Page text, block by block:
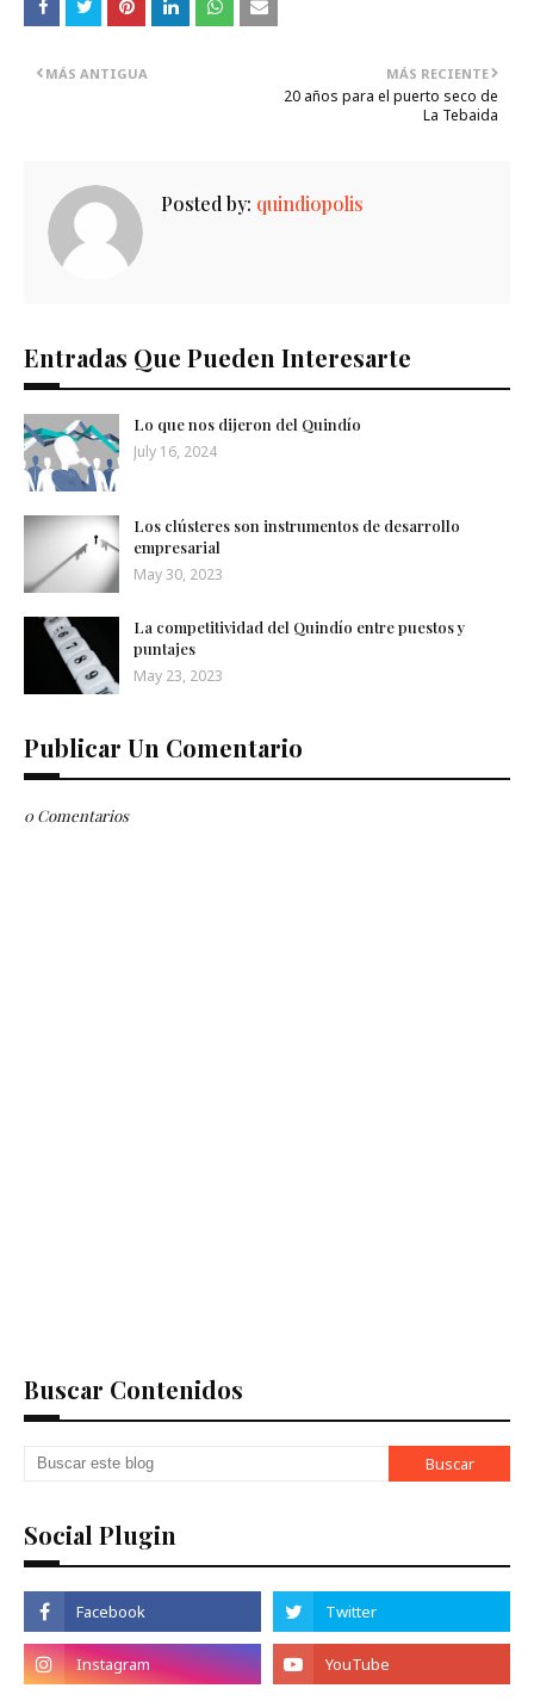
MÁS RECIENTE
20 años para el puerto seco de
La Tebaida
MÁS ANTIGUA
Posted by: quindiopolis
Entradas Que Pueden Interesarte
Lo que nos dijeron del Quindío
July 16, 2024
Los clústeres son instrumentos de desarrollo
empresarial
May 30, 2023
La competitividad del Quindío entre puestos y
puntajes
May 23, 2023
Publicar Un Comentario
0 Comentarios
Buscar Contenidos
Social Plugin